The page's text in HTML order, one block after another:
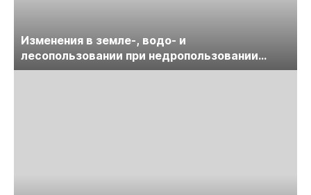
Изменения в земле-, водо- и
лесопользовании при недропользовании
обсудят на семинаре «ПравоТЭК»